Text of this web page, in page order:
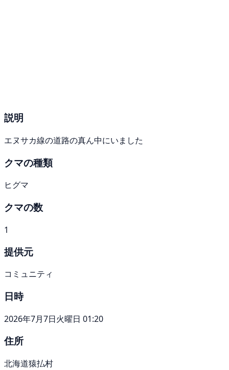
説明
エヌサカ線の道路の真ん中にいました
クマの種類
ヒグマ
クマの数
1
提供元
コミュニティ
日時
2026年7月7日火曜日 01:20
住所
北海道猿払村